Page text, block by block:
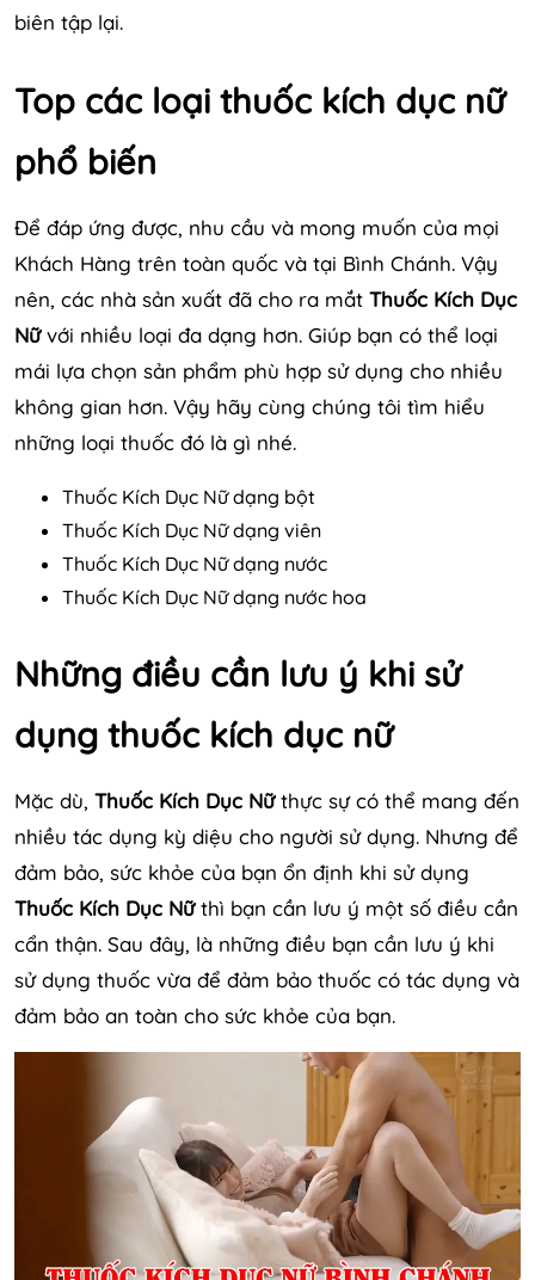
biên tập lại.
Top các loại thuốc kích dục nữ
phổ biến
Để đáp ứng được, nhu cầu và mong muốn của mọi
Khách Hàng trên toàn quốc và tại Bình Chánh. Vậy
nên, các nhà sản xuất đã cho ra mắt Thuốc Kích Dục
Nữvới nhiều loại đa dạng hơn. Giúp bạn có thể loại
mái lựa chọn sản phẩm phù hợp sử dụng cho nhiều
không gian hơn. Vậy hãy cùng chúng tôi tìm hiểu
những loại thuốc đó là gì nhé.
Thuốc Kích Dục Nữ dạng bột
Thuốc Kích Dục Nữ dạng viên
Thuốc Kích Dục Nữ dạng nước
Thuốc Kích Dục Nữ dạng nước hoa
Những điều cần lưu ý khi sử
dụng thuốc kích dục nữ
Mặc dù, Thuốc Kích Dục Nữthực sự có thể mang đến
nhiều tác dụng kỳ diệu cho người sử dụng. Nhưng để
đảm bảo, sức khỏe của bạn ổn định khi sử dụng
Thuốc Kích Dục Nữthì bạn cần lưu ý một số điều cần
cẩn thận. Sau đây, là những điều bạn cần lưu ý khi
sử dụng thuốc vừa để đảm bảo thuốc có tác dụng và
đảm bảo an toàn cho sức khỏe của bạn.